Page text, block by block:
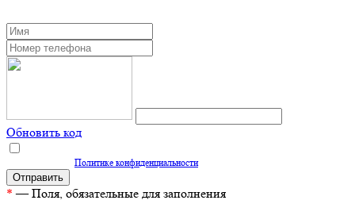
Обновить код
Политике конфиденциальности
* — Поля, обязательные для заполнения